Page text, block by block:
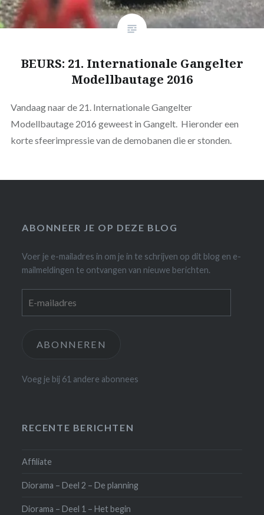
BEURS: 21. Internationale Gangelter
Modellbautage 2016
Vandaag naar de 21. Internationale Gangelter
Modellbautage 2016 geweest in Gangelt. Hieronder een
korte sfeerimpressie van de demobanen die er stonden.
ABONNEER JE OP DEZE BLOG
Voer je e-mailadres in om je in te schrijven op dit blog en e-
mailmeldingen te ontvangen van nieuwe berichten.
mailadres
ABONNEREN
Voeg je bij 61 andere abonnees
RECENTE BERICHTEN
Affiliate
Diorama – Deel 2 – De planning
Diorama – Deel 1 – Het begin